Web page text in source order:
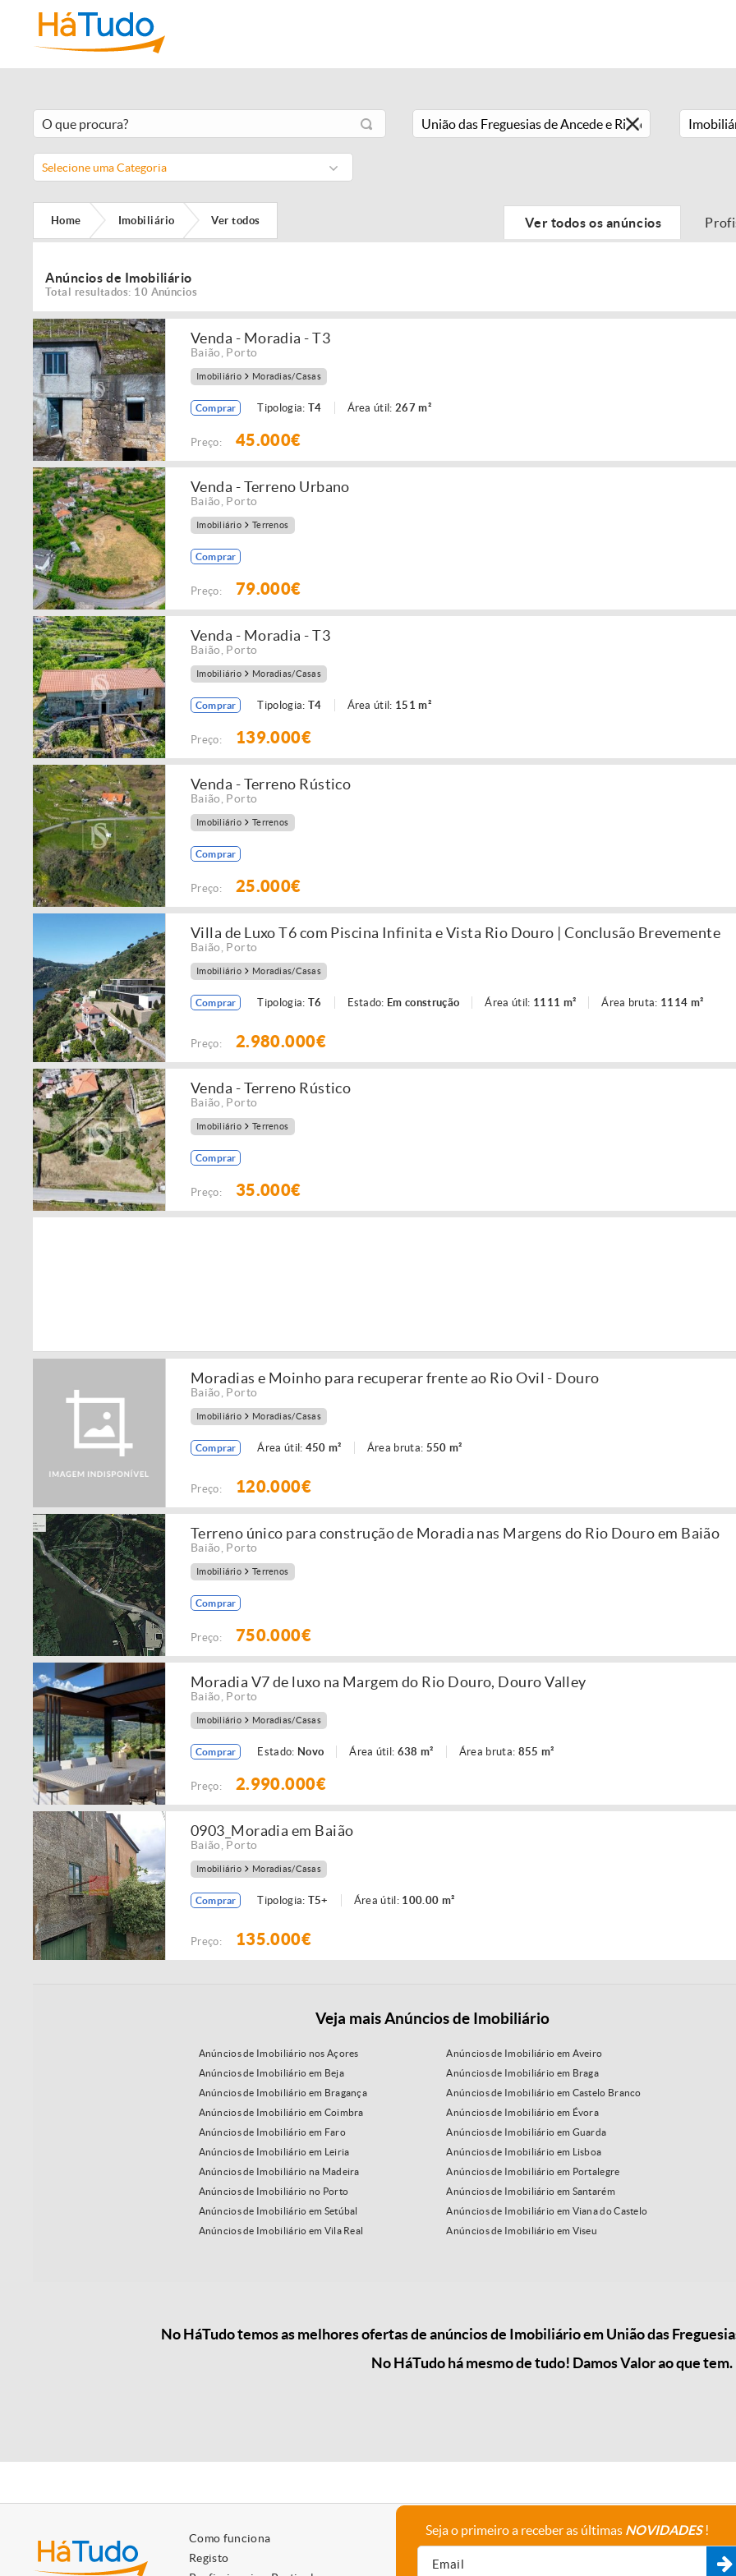
Selecione uma Categoria
Home Imobiliário Ver todos Ver todos os anúncios
Anúncios de Imobiliário
Total resultados: 10 Anúncios
Venda - Moradia - T3
Baião Porto
Imobiliário Moradias/Casas
Comprar Tipologia: T4 Área útil:267 m²
Preço: 45.000€
Venda - Terreno Urbano
Baião Porto
Imobiliário Terrenos
Comprar
Preço: 79.000€
Venda - Moradia - T3
Baião Porto
Imobiliário Moradias/Casas
Comprar Tipologia: T4 Área útil: 151 m²
Preço: 139.000€
Venda - Terreno Rústico
Baião Porto
Imobiliário Terrenos
Comprar
Preço: 25.000€
Villa de Luxo T6 com Piscina Infinita e Vista Rio Douro | Conclusão Brevemente
Baião Porto
Imobiliário Moradias/Casas
Comprar Tipologia: T6 Estado: Em construção Área útil: 1111 m² Área bruta: 1114 m²
Preço: 2.980.000€
Venda - Terreno Rústico
Baião Porto
Imobiliário Terrenos
Comprar
Preço: 35.000€
Moradias e Moinho para recuperar frente ao Rio Ovil - Douro
Baião Porto
Imobiliário Moradias/Casas
Comprar Área útil: 450 m² Área bruta: 550 m²
Preço: 120.000€
Terreno único para construção de Moradia nas Margens do Rio Douro em Baião
Baião Porto
Imobiliário Terrenos
Comprar
Preço: 750.000€
Moradia V7 de luxo na Margem do Rio Douro, Douro Valley
Baião Porto
Imobiliário Moradias/Casas
Comprar Estado: Novo Área útil: 638 m² Área bruta: 855 m²
Preço: 2.990.000€
0903_Moradia em Baião
Baião Porto
Imobiliário Moradias/Casas
Comprar Tipologia: T5+ Área útil: 100.00 m²
Preço: 135.000€
Veja mais Anúncios de Imobiliário
Anúncios de Imobiliário nos Açores
Anúncios de Imobiliário em Aveiro
Anúncios de Imobiliário em Beja
Anúncios de Imobiliário em Braga
Anúncios de Imobiliário em Bragança
Anúncios de Imobiliário em Castelo Branco
Anúncios de Imobiliário em Coimbra
Anúncios de Imobiliário em Évora
Anúncios de Imobiliário em Faro
Anúncios de Imobiliário em Guarda
Anúncios de Imobiliário em Leiria
Anúncios de Imobiliário em Lisboa
Anúncios de Imobiliário na Madeira
Anúncios de Imobiliário em Portalegre
Anúncios de Imobiliário no Porto
Anúncios de Imobiliário em Santarém
Anúncios de Imobiliário em Setúbal
Anúncios de Imobiliário em Viana do Castelo
Anúncios de Imobiliário em Vila Real
Anúncios de Imobiliário em Viseu
No HáTudo temos as melhores ofertas de anúncios de Imobiliário em União das
No HáTudo há mesmo de tudo! Damos Valor ao que tem.
Como funciona
Registo
A empresa
Seja o primeiro a receber as últimas NOVIDADES!